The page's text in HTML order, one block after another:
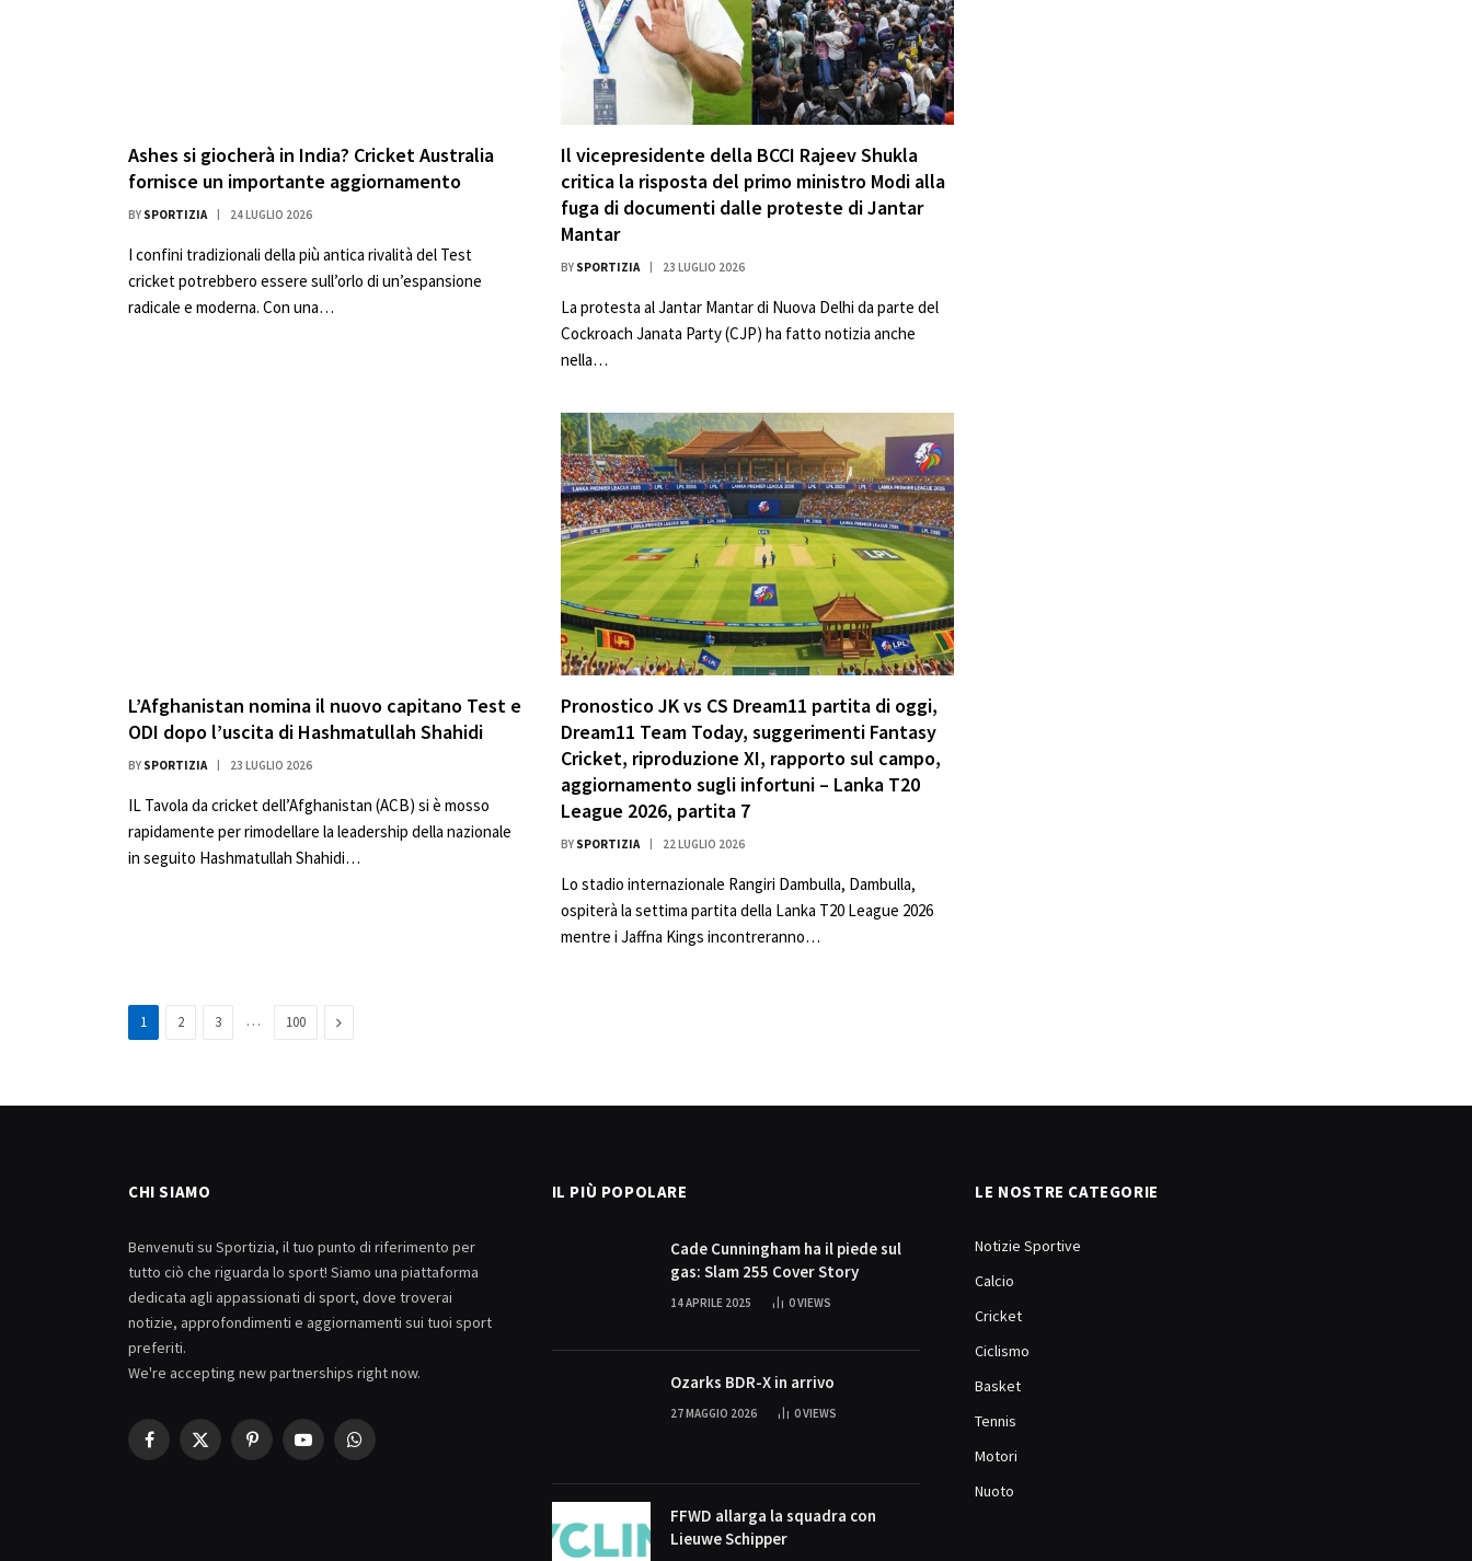
Ashes si giocherà in India? Cricket Australia
fornisce un importante aggiornamento
BY SPORTIZIA 24 LUGLIO 2026
I confini tradizionali della più antica rivalità del Test
cricket potrebbero essere sull’orlo di un’espansione
radicale e moderna. Con una…
Il vicepresidente della BCCI Rajeev Shukla
critica la risposta del primo ministro Modi alla
fuga di documenti dalle proteste di Jantar
Mantar
BY SPORTIZIA 23 LUGLIO 2026
La protesta al Jantar Mantar di Nuova Delhi da parte del
Cockroach Janata Party (CJP) ha fatto notizia anche
nella…
L’Afghanistan nomina il nuovo capitano Test e
ODI dopo l’uscita di Hashmatullah Shahidi
BY SPORTIZIA 23 LUGLIO 2026
IL Tavola da cricket dell’Afghanistan (ACB) si è mosso
rapidamente per rimodellare la leadership della nazionale
in seguito Hashmatullah Shahidi…
Pronostico JK vs CS Dream11 partita di oggi,
Dream11 Team Today, suggerimenti Fantasy
Cricket, riproduzione XI, rapporto sul campo,
aggiornamento sugli infortuni – Lanka T20
League 2026, partita 7
BY SPORTIZIA 22 LUGLIO 2026
Lo stadio internazionale Rangiri Dambulla, Dambulla,
ospiterà la settima partita della Lanka T20 League 2026
mentre i Jaffna Kings incontreranno…
1 2 3 … 100 Next
CHI SIAMO
Benvenuti su Sportizia, il tuo punto di riferimento per
tutto ciò che riguarda lo sport! Siamo una piattaforma
dedicata agli appassionati di sport, dove troverai
notizie, approfondimenti e aggiornamenti sui tuoi sport
preferiti.
We're accepting new partnerships right now.
Facebook
X
PinterestYouTubeWhatsApp
IL PIÙ POPOLARE
Cade Cunningham ha il piede sul
gas: Slam 255 Cover Story
14 APRILE 2025 0VIEWS
Ozarks BDR-X in arrivo
27 MAGGIO 2026 0VIEWS
FFWD allarga la squadra con
Lieuwe Schipper
LE NOSTRE CATEGORIE
Notizie Sportive
Calcio
Cricket
Ciclismo
Basket
Tennis
Motori
Nuoto